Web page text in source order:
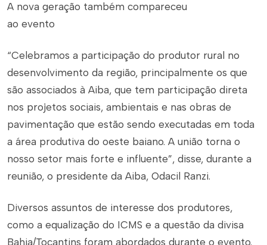
A nova geração também compareceu
ao evento
“Celebramos a participação do produtor rural no
desenvolvimento da região, principalmente os que
são associados à Aiba, que tem participação direta
nos projetos sociais, ambientais e nas obras de
pavimentação que estão sendo executadas em toda
a área produtiva do oeste baiano. A união torna o
nosso setor mais forte e influente”, disse, durante a
reunião, o presidente da Aiba, Odacil Ranzi.
Diversos assuntos de interesse dos produtores,
como a equalização do ICMS e a questão da divisa
Bahia/Tocantins foram abordados durante o evento.